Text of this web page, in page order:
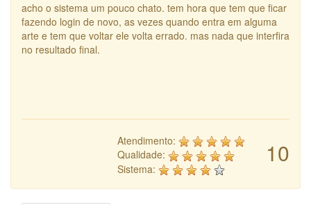
acho o sistema um pouco chato. tem hora que tem que ficar
fazendo login de novo, as vezes quando entra em alguma
arte e tem que voltar ele volta errado. mas nada que interfira
no resultado final.
10
Atendimento:
Qualidade:
Sistema: